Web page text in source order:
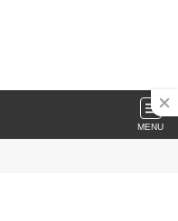
MENU